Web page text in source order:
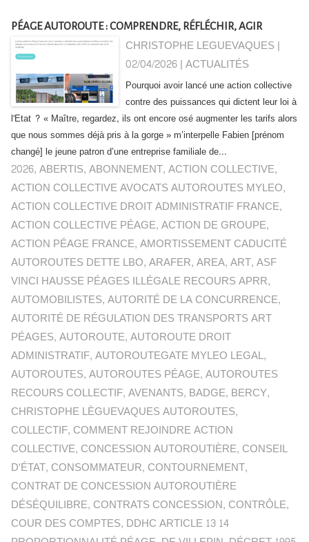
PÉAGE AUTOROUTE : COMPRENDRE, RÉFLÉCHIR, AGIR
CHRISTOPHE LEGUEVAQUES |
02/04/2026|ACTUALITÉS
Pourquoi avoir lancé une action collective
contre des puissances qui dictent leur loi à
l'Etat ? « Maître, regardez, ils ont encore osé augmenter les tarifs alors
que nous sommes déjà pris à la gorge » m’interpelle Fabien [prénom
changé] le jeune patron d’une entreprise familiale de...
2026,ABERTIS,ABONNEMENT,ACTION COLLECTIVE,
ACTION COLLECTIVE AVOCATS AUTOROUTES MYLEO,
ACTION COLLECTIVE DROIT ADMINISTRATIF FRANCE,
ACTION COLLECTIVE PÉAGE,ACTION DE GROUPE,
ACTION PÉAGE FRANCE,AMORTISSEMENT CADUCITÉ
AUTOROUTES DETTE LBO,ARAFER,AREA,ART,ASF
VINCI HAUSSE PÉAGES ILLÉGALE RECOURS APRR,
AUTOMOBILISTES,AUTORITÉ DE LA CONCURRENCE,
AUTORITÉ DE RÉGULATION DES TRANSPORTS ART
PÉAGES,AUTOROUTE,AUTOROUTE DROIT
ADMINISTRATIF,AUTOROUTEGATE MYLEO LEGAL,
AUTOROUTES,AUTOROUTES PÉAGE,AUTOROUTES
RECOURS COLLECTIF,AVENANTS, BADGE, BERCY,
CHRISTOPHE LÈGUEVAQUES AUTOROUTES,
COLLECTIF, COMMENT REJOINDRE ACTION
COLLECTIVE, CONCESSION AUTOROUTIÈRE, CONSEIL
D'ÉTAT, CONSOMMATEUR, CONTOURNEMENT,
CONTRAT DE CONCESSION AUTOROUTIÈRE
DÉSÉQUILIBRE, CONTRATS CONCESSION, CONTRÔLE,
COUR DES COMPTES, DDHC ARTICLE 13 14